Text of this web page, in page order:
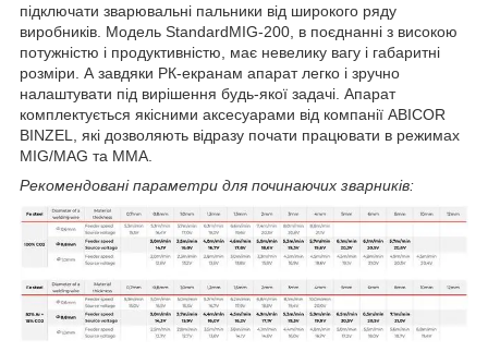
підключати зварювальні пальники від широкого ряду
виробників. Модель StandardMIG-200, в поєднанні з високою
потужністю і продуктивністю, має невелику вагу і габаритні
розміри. А завдяки РК-екранам апарат легко і зручно
налаштувати під вирішення будь-якої задачі. Апарат
комплектується якісними аксесуарами від компанії ABICOR
BINZEL, які дозволяють відразу почати працювати в режимах
MIG/MAG та MMA.
Рекомендовані параметри для починаючих зварників: